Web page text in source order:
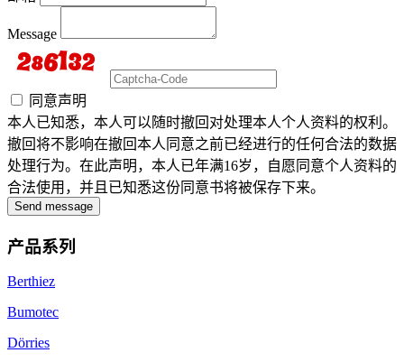
Message
同意声明
本人已知悉，本人可以随时撤回对处理本人个人资料的权利。
撤回将不影响在撤回本人同意之前已经进行的任何合法的数据
处理行为。在此声明，本人已年满16岁，自愿同意个人资料的
合法使用，并且已知悉这份同意书将被保存下来。
Send message
产品系列
Berthiez
Bumotec
Dörries